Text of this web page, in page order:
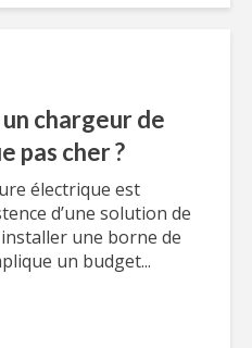
chargeur de
pas cher ?
électrique est
d’une solution de
une borne de
un budget...